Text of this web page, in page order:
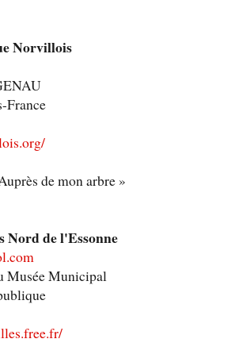
Norvillois
France
de mon arbre »
Nord de l'Essonne
Musée Municipal